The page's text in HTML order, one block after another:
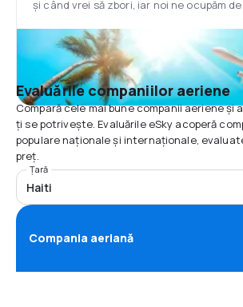
și când vrei să zbori, iar noi ne ocupăm
Evaluările companiilor aeriene
Compară cele mai bune companii aeriene și
ți se potrivește. Evaluările eSky acoperă
populare naționale și internaționale,
preț.
Țară
Haiti
Compania aeriană